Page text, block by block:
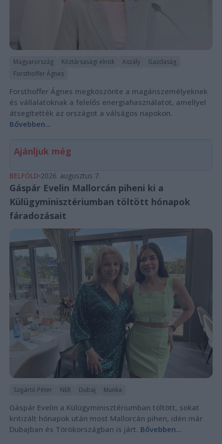
Magyarország Köztársasági elnök Aszály
Gazdaság
Forsthoffer Ágnes
Forsthoffer Ágnes megköszönte a magánszemélyeknek
és vállalatoknak a felelős energiahasználatot, amellyel
átsegítették az országot a válságos napokon.
Bővebben...
Ajánljuk még
BELFÖLD 2026. augusztus 7.
Gáspár Evelin Mallorcán piheni ki a
Külügyminisztériumban töltött hónapok
fáradozásait
Szijjártó Péter NER Dubaj Munka
Gáspár Evelin a Külügyminisztériumban töltött, sokat
kritizált hónapok után most Mallorcán pihen, idén már
Dubajban és Törökországban is járt. Bővebben...